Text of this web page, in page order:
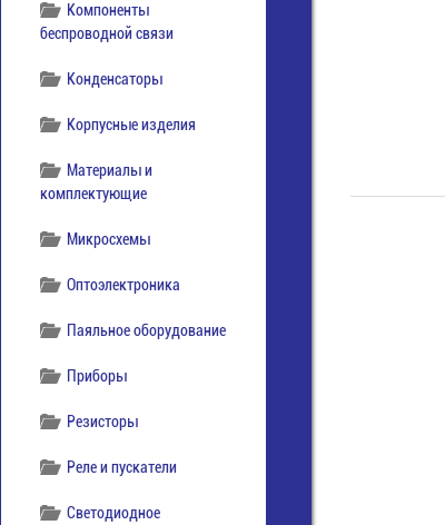
Компоненты
беспроводной связи
Конденсаторы
Корпусные изделия
Материалы и
комплектующие
Микросхемы
Оптоэлектроника
Паяльное оборудование
Приборы
Резисторы
Реле и пускатели
Светодиодное